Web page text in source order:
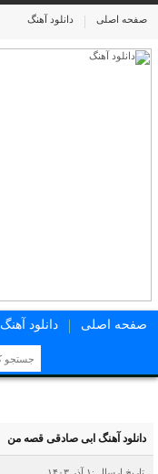
صفحه اصلی دانلود آهنگ
صفحه اصلی دانلود آهنگ
دانلود آهنگ ابی صادقی قصه من